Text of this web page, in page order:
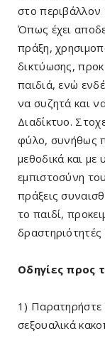
στο περιβάλλον
Όπως έχει
πράξη,
δικτύωσης,
παιδιά, ενώ
να συζητά και
Διαδίκτυο.
φύλο, συνήθως
μεθοδικά και με
εμπιστοσύνη
πράξεις
το παιδί,
Οδηγίες προς
1) Παρατηρήστε
σεξουαλικά